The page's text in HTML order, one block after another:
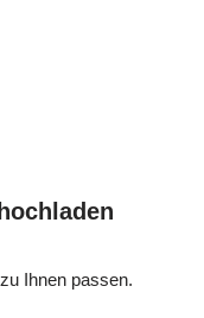
Ihnen passen.